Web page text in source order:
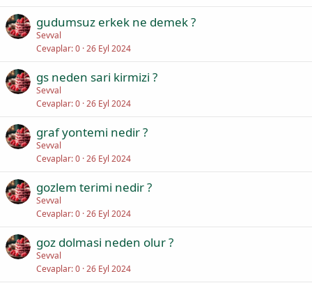
gudumsuz erkek ne demek ?
Sevval
Cevaplar 0 26 Eyl 2024
gs neden sari kirmizi ?
Sevval
Cevaplar 0 26 Eyl 2024
graf yontemi nedir ?
Sevval
Cevaplar 0 26 Eyl 2024
gozlem terimi nedir ?
Sevval
Cevaplar 0 26 Eyl 2024
goz dolmasi neden olur ?
Sevval
Cevaplar 0 26 Eyl 2024